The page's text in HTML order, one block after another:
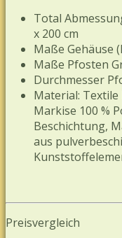
Total
x 200 cm
Maße Gehäuse
Maße Pfosten
Durchmesser
Material:
Markise 100 %
Beschichtung,
aus
Preisvergleich